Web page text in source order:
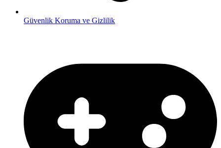
Güvenlik Koruma ve Gizlilik